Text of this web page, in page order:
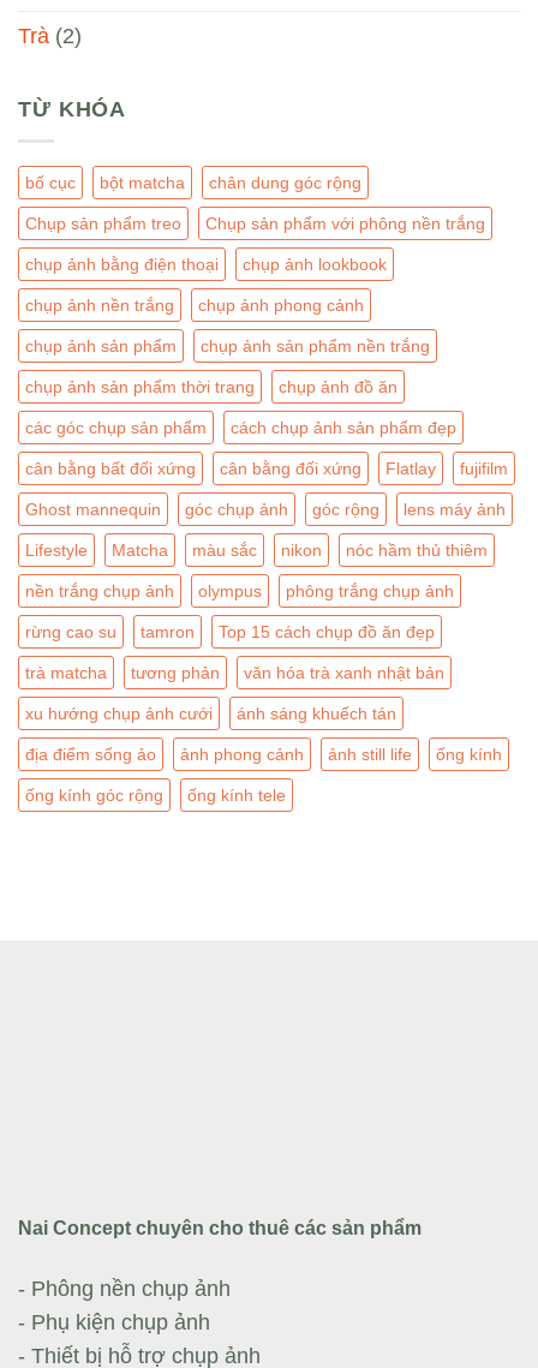
Trà (2)
TỪ KHÓA
bố cục bột matcha chân dung góc rộng
Chụp sản phẩm treo Chụp sản phẩm với phông nền trắng
chụp ảnh bằng điện thoại chụp ảnh lookbook
chụp ảnh nền trắng chụp ảnh phong cảnh
chụp ảnh sản phẩm chụp ảnh sản phẩm nền trắng
chụp ảnh sản phẩm thời trang chụp ảnh đồ ăn
các góc chụp sản phẩm cách chụp ảnh sản phẩm đẹp
cân bằng bất đối xứng cân bằng đối xứng Flatlay fujifilm
Ghost mannequin góc chụp ảnh góc rộng lens máy ảnh
Lifestyle Matcha màu sắc nikon nóc hầm thủ thiêm
nền trắng chụp ảnh olympus phông trắng chụp ảnh
rừng cao su tamron Top 15 cách chụp đồ ăn đẹp
trà matcha tương phản văn hóa trà xanh nhật bản
xu hướng chụp ảnh cưới ánh sáng khuếch tán
địa điểm sống ảo ảnh phong cảnh ảnh still life ống kính
ống kính góc rộng ống kính tele
Nai Concept chuyên cho thuê các sản phẩm
- Phông nền chụp ảnh
- Phụ kiện chụp ảnh
- Thiết bị hỗ trợ chụp ảnh